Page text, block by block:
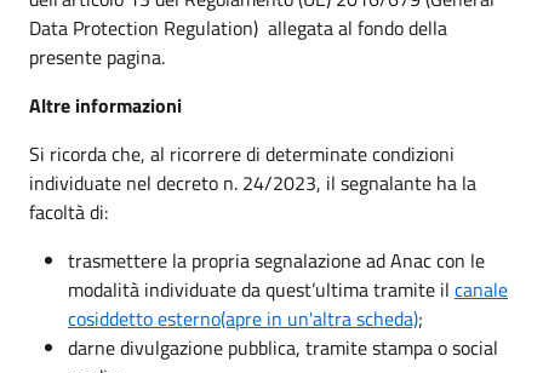
Data Protection Regulation) allegata al fondo della
presente pagina.
Altre informazioni
Si ricorda che, al ricorrere di determinate condizioni
individuate nel decreto n. 24/2023, il segnalante ha la
facoltà di:
trasmettere la propria segnalazione ad Anac con le
modalità individuate da quest’ultima tramite il canale
cosiddetto esterno(apre in un'altra scheda);
darne divulgazione pubblica, tramite stampa o social